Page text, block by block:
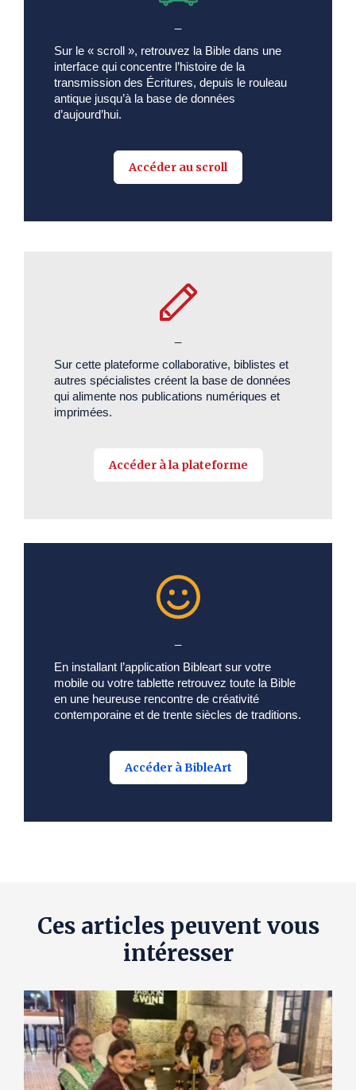
Sur le « scroll », retrouvez la Bible dans une
interface qui concentre l’histoire de la
transmission des Écritures, depuis le rouleau
antique jusqu’à la base de données
d’aujourd’hui.
Accéder au scroll
Sur cette plateforme collaborative, biblistes et
autres spécialistes créent la base de données
qui alimente nos publications numériques et
imprimées.
Accéder à la plateforme
En installant l’application Bibleart sur votre
mobile ou votre tablette retrouvez toute la Bible
en une heureuse rencontre de créativité
contemporaine et de trente siècles de traditions.
Accéder à BibleArt
Ces articles peuvent vous
intéresser